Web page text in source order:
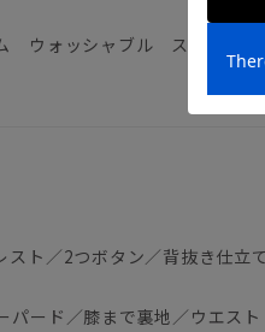
ウォッシャブル ストレッチ
スト／2つボタン／背抜き仕立
パード／膝まで裏地／ウエスト